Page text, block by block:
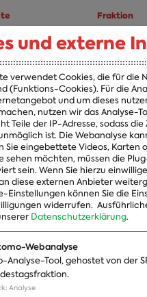
Fraktion
Fraktion
Vorsitzender
Vorstand
Beauftragte
Presse
und externe
verwendet Cookies, die für die
(Funktions-Cookies). Für die
und um dieses
nutzen wir das Analyse-
Teile der IP-Adresse, sodass die
ist. Die Webanalyse
Sie eingebettete Videos, Karten
sehen möchten, müssen die
sein. Wenn Sie hierzu
diese externen Anbieter
Einstellungen können Sie die
widerrufen.
Datenschutzerklärung.
Webanalyse
Analyse-Tool, gehostet von der
: Analyse